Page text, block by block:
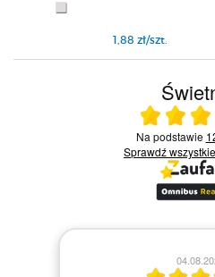
1,88 zł/szt.
Ocena średnia
Na podstawie
Sprawdź
04.08.2026